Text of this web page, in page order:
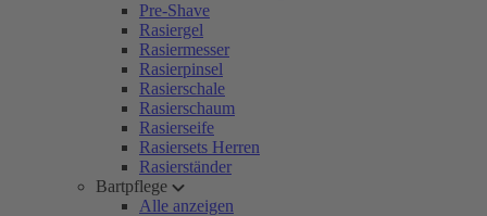
Pre-Shave
Rasiergel
Rasiermesser
Rasierpinsel
Rasierschale
Rasierschaum
Rasierseife
Rasiersets Herren
Rasierständer
Bartpflege
Alle anzeigen